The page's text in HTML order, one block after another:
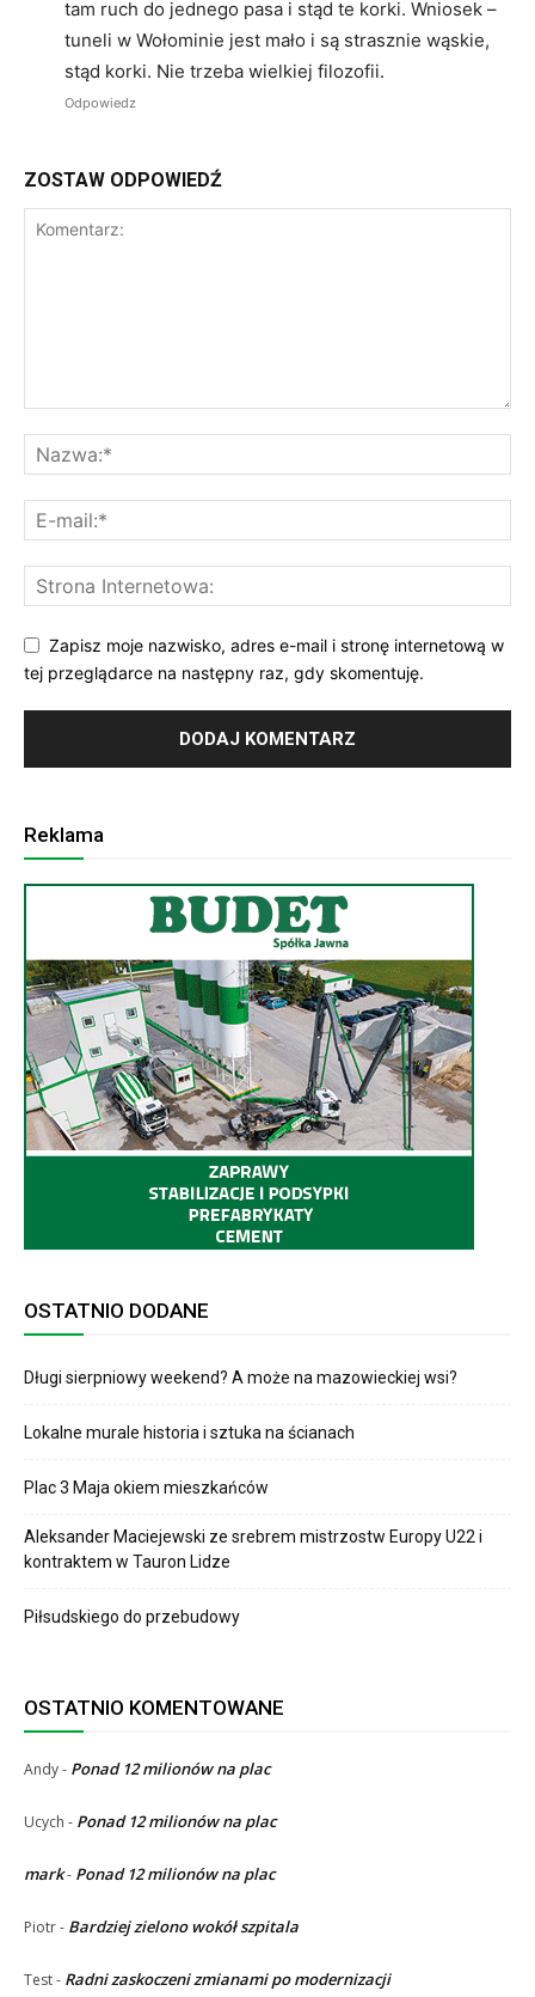
tam ruch do jednego pasa i stąd te korki. Wniosek –
tuneli w Wołominie jest mało i są strasznie wąskie,
stąd korki. Nie trzeba wielkiej filozofii.
Odpowiedz
ZOSTAW ODPOWIEDŹ
Zapisz moje nazwisko, adres e-mail i stronę internetową w
tej przeglądarce na następny raz, gdy skomentuję.
Reklama
OSTATNIO DODANE
Długi sierpniowy weekend? A może na mazowieckiej wsi?
Lokalne murale historia i sztuka na ścianach
Plac 3 Maja okiem mieszkańców
Aleksander Maciejewski ze srebrem mistrzostw Europy U22 i
kontraktem w Tauron Lidze
Piłsudskiego do przebudowy
OSTATNIO KOMENTOWANE
Andy- Ponad 12 milionów na plac
Ucych - Ponad 12 milionów na plac
mark- Ponad 12 milionów na plac
Piotr- Bardziej zielono wokół szpitala
Test- Radni zaskoczeni zmianami po modernizacji